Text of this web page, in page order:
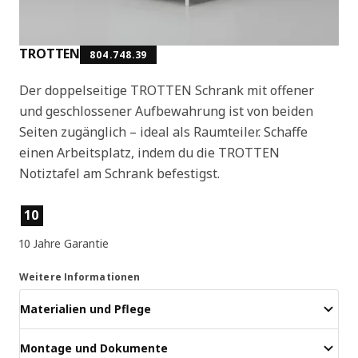
TROTTEN 804.748.39
Der doppelseitige TROTTEN Schrank mit offener
und geschlossener Aufbewahrung ist von beiden
Seiten zugänglich – ideal als Raumteiler. Schaffe
einen Arbeitsplatz, indem du die TROTTEN
Notiztafel am Schrank befestigst.
Produktmerkmale
10
10 Jahre Garantie
Weitere Informationen
Materialien und Pflege
Montage und Dokumente